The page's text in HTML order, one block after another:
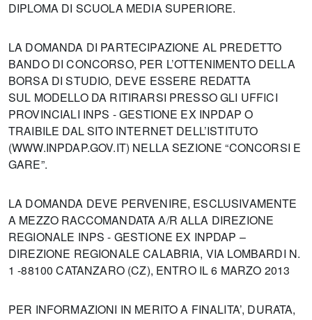
DIPLOMA DI SCUOLA MEDIA SUPERIORE.
LA DOMANDA DI PARTECIPAZIONE AL PREDETTO
BANDO DI CONCORSO, PER L’OTTENIMENTO DELLA
BORSA DI STUDIO, DEVE ESSERE REDATTA
SUL MODELLO DA RITIRARSI PRESSO GLI UFFICI
PROVINCIALI INPS - GESTIONE EX INPDAP O
TRAIBILE DAL SITO INTERNET DELL’ISTITUTO
(WWW.INPDAP.GOV.IT) NELLA SEZIONE “CONCORSI E
GARE”.
LA DOMANDA DEVE PERVENIRE, ESCLUSIVAMENTE
A MEZZO RACCOMANDATA A/R ALLA DIREZIONE
REGIONALE INPS - GESTIONE EX INPDAP –
DIREZIONE REGIONALE CALABRIA, VIA LOMBARDI N.
1 -88100 CATANZARO (CZ), ENTRO IL 6 MARZO 2013
PER INFORMAZIONI IN MERITO A FINALITA’, DURATA,